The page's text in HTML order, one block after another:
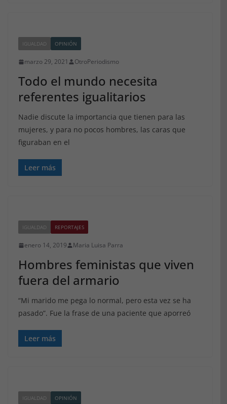
IGUALDAD OPINIÓN
marzo 29, 2021 OtroPeriodismo
Todo el mundo necesita
referentes igualitarios
Nadie discute la importancia que tienen para las
mujeres, y para no pocos hombres, las caras que
figuraban en el
Leer más
IGUALDAD REPORTAJES
enero 14, 2019 Maria Luisa Parra
Hombres feministas que viven
fuera del armario
“Mi marido me pega lo normal, pero esta vez se ha
pasado”. Fue la frase de una paciente que aporreó
Leer más
IGUALDAD OPINIÓN